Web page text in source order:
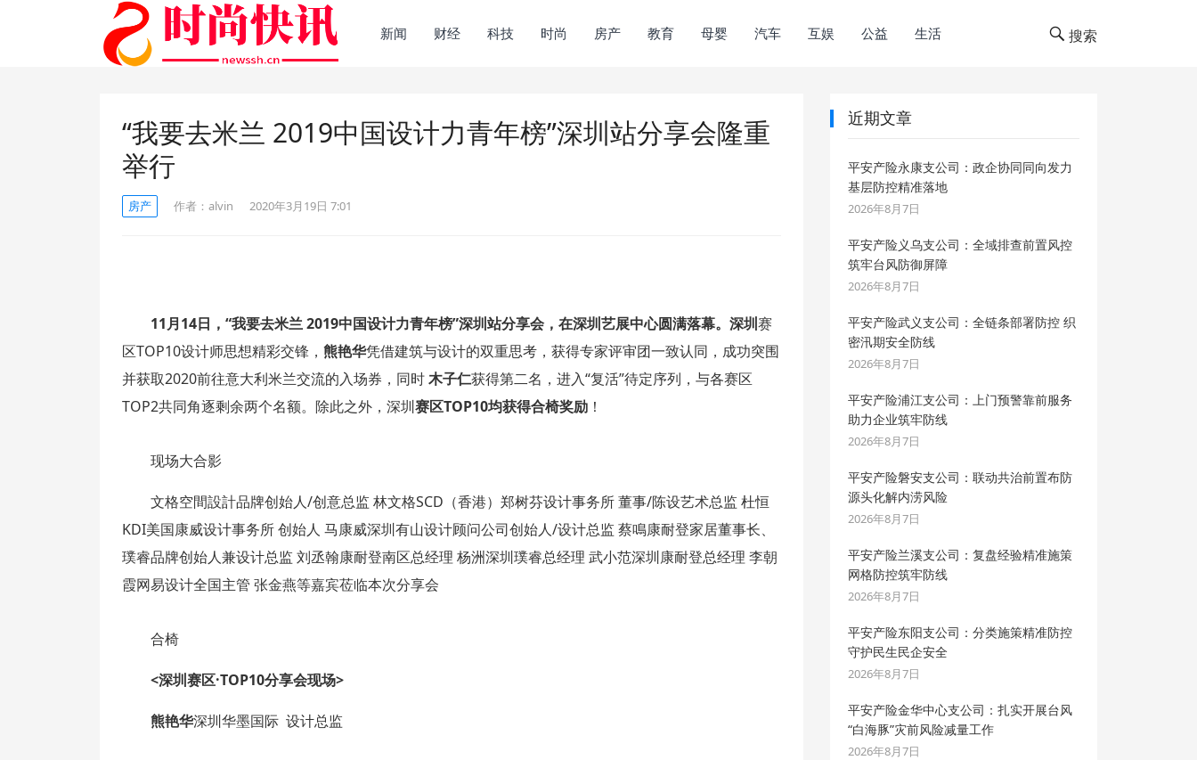
新闻 财经 科技 时尚 房产 教育 母婴 汽车 互娱 公益 生活 搜索
“我要去米兰 2019中国设计力青年榜”深圳站分享会隆重
举行
房产 作者： alvin 2020年3月19日 7:01
11月14日，“我要去米兰 2019中国设计力青年榜”深圳站分享会，在深圳艺展中心圆满落幕。深圳赛
区TOP10设计师思想精彩交锋， 熊艳华凭借建筑与设计的双重思考，获得专家评审团一致认同，成功突围
并获取2020前往意大利米兰交流的入场券，同时木子仁获得第二名，进入“复活”待定序列，与各赛区
TOP2共同角逐剩余两个名额。除此之外，深圳赛区TOP10均获得合椅奖励 ！
现场大合影
文格空間設計品牌创始人/创意总监 林文格SCD（香港）郑树芬设计事务所 董事/陈设艺术总监 杜恒
KDI美国康威设计事务所 创始人 马康威深圳有山设计顾问公司创始人/设计总监 蔡鳴康耐登家居董事长、
璞睿品牌创始人兼设计总监 刘丞翰康耐登南区总经理 杨洲深圳璞睿总经理 武小范深圳康耐登总经理 李朝
霞网易设计全国主管 张金燕等嘉宾莅临本次分享会
合椅
<深圳赛区·TOP10分享会现场>
熊艳华深圳华墨国际 设计总监
近期文章
平安产险永康支公司：政企协同同向发力
基层防控精准落地
2026年8月7日
平安产险义乌支公司：全域排查前置风控
筑牢台风防御屏障
2026年8月7日
平安产险武义支公司：全链条部署防控 织
密汛期安全防线
2026年8月7日
平安产险浦江支公司：上门预警靠前服务
助力企业筑牢防线
2026年8月7日
平安产险磐安支公司：联动共治前置布防
源头化解内涝风险
2026年8月7日
平安产险兰溪支公司：复盘经验精准施策
网格防控筑牢防线
2026年8月7日
平安产险东阳支公司：分类施策精准防控
守护民生民企安全
2026年8月7日
平安产险金华中心支公司：扎实开展台风
“白海豚”灾前风险减量工作
2026年8月7日